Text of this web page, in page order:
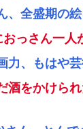
、全盛期の
っさん一
力、もはや
酒をかけら